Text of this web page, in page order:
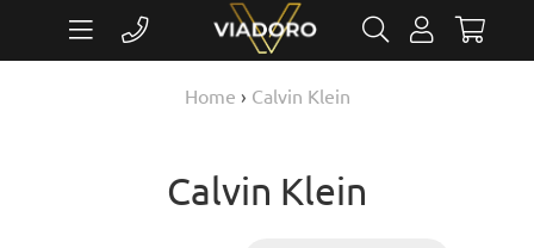
Home › Calvin Klein
Calvin Klein